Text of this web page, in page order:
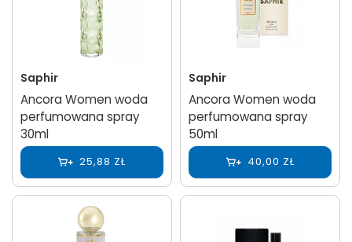
Saphir
Ancora Women woda
perfumowana spray
30ml
25,88 ZŁ
Saphir
Ancora Women woda
perfumowana spray
50ml
40,00 ZŁ